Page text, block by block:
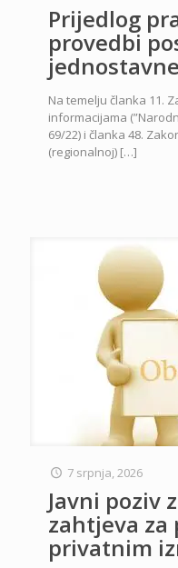
Prijedlog
provedbi
Na temelju članka 11.
informacijama
69/22) i članka 48.
(regionalnoj) […]
7 srpnja, 2026
Javni poziv
zahtjeva za
privatnim